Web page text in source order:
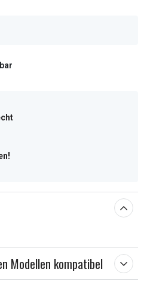
Modellen kompatibel